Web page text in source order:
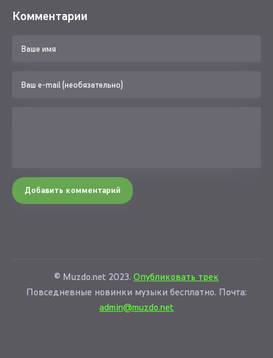
Комментарии
Добавить комментарий
© Muzdo.net 2023. Опубликовать трек
Повседневные новинки музыки бесплатно. Почта:
admin@muzdo.net